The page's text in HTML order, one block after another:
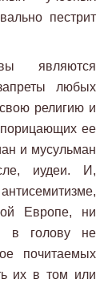
пестрит
являются
любых
религию и
ее
и мусульман
иудеи. И,
Европе, ни
в голову не
почитаемых
их в том или